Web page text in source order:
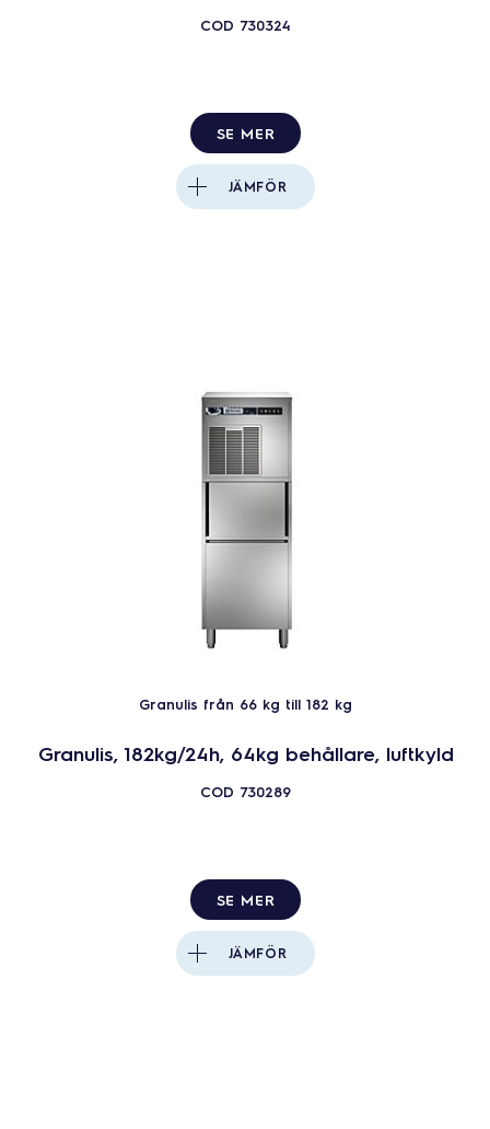
COD 730324
SE MER
JÄMFÖR
Granulis från 66 kg till 182 kg
Granulis, 182kg/24h, 64kg behållare, luftkyld
COD 730289
SE MER
JÄMFÖR